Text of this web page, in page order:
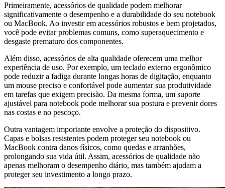
Primeiramente, acessórios de qualidade podem melhorar
significativamente o desempenho e a durabilidade do seu notebook
ou MacBook. Ao investir em acessórios robustos e bem projetados,
você pode evitar problemas comuns, como superaquecimento e
desgaste prematuro dos componentes.
Além disso, acessórios de alta qualidade oferecem uma melhor
experiência de uso. Por exemplo, um teclado externo ergonômico
pode reduzir a fadiga durante longas horas de digitação, enquanto
um mouse preciso e confortável pode aumentar sua produtividade
em tarefas que exigem precisão. Da mesma forma, um suporte
ajustável para notebook pode melhorar sua postura e prevenir dores
nas costas e no pescoço.
Outra vantagem importante envolve a proteção do dispositivo.
Capas e bolsas resistentes podem proteger seu notebook ou
MacBook contra danos físicos, como quedas e arranhões,
prolongando sua vida útil. Assim, acessórios de qualidade não
apenas melhoram o desempenho diário, mas também ajudam a
proteger seu investimento a longo prazo.